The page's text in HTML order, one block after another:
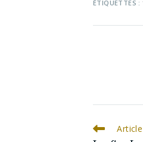
ÉTIQUETTES :